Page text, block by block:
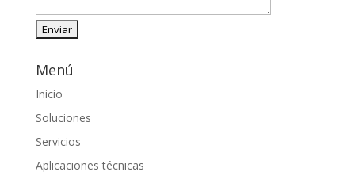
Menú
Inicio
Soluciones
Servicios
Aplicaciones técnicas